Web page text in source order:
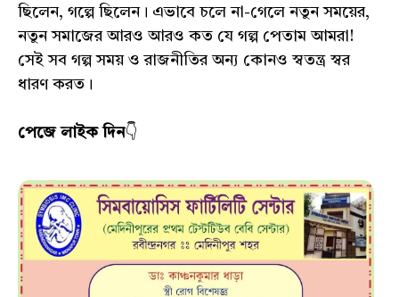
ছিলেন, গল্পে ছিলেন। এভাবে চলে না-গেলে নতুন সময়ের,
নতুন সমাজের আরও আরও কত যে গল্প পেতাম আমরা!
সেই সব গল্প সময় ও রাজনীতির অন্য কোনও স্বতন্ত্র স্বর
ধারণ করত।
পেজে লাইক দিন👇